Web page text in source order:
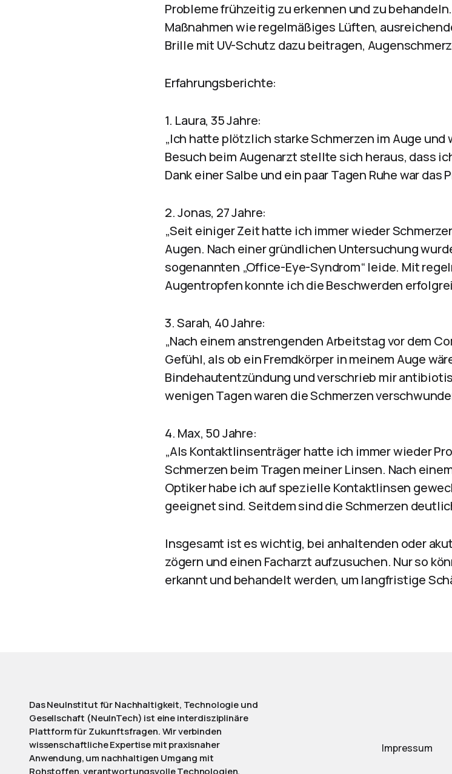
Probleme frühzeitig zu erkennen und zu
Maßnahmen wie regelmäßiges Lüften,
Brille mit UV-Schutz dazu beitragen,
Erfahrungsberichte:
1. Laura, 35 Jahre:
„Ich hatte plötzlich starke Schmerzen im Auge
Besuch beim Augenarzt stellte sich heraus, dass
Dank einer Salbe und ein paar Tagen Ruhe war das
2. Jonas, 27 Jahre:
„Seit einiger Zeit hatte ich immer wieder
Augen. Nach einer gründlichen Untersuchung
sogenannten „Office-Eye-Syndrom“ leide. Mit
Augentropfen konnte ich die Beschwerden
3. Sarah, 40 Jahre:
„Nach einem anstrengenden Arbeitstag vor dem
Gefühl, als ob ein Fremdkörper in meinem Auge
Bindehautentzündung und verschrieb mir
wenigen Tagen waren die Schmerzen
4. Max, 50 Jahre:
„Als Kontaktlinsenträger hatte ich immer wieder
Schmerzen beim Tragen meiner Linsen. Nach
Optiker habe ich auf spezielle Kontaktlinsen
geeignet sind. Seitdem sind die Schmerzen
Insgesamt ist es wichtig, bei anhaltenden oder
zögern und einen Facharzt aufzusuchen. Nur so
erkannt und behandelt werden, um langfristige
Das NeuInstitut für Nachhaltigkeit, Technologie und
Gesellschaft (NeuInTech) ist eine interdisziplinäre
Plattform für Zukunftsfragen. Wir verbinden
wissenschaftliche Expertise mit praxisnaher
Anwendung, um nachhaltigen Umgang mit
Rohstoffen, verantwortungsvolle Technologien,
Impressum